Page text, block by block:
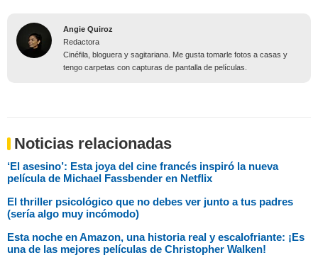
Angie Quiroz
Redactora
Cinéfila, bloguera y sagitariana. Me gusta tomarle fotos a casas y
tengo carpetas con capturas de pantalla de películas.
Noticias relacionadas
‘El asesino’: Esta joya del cine francés inspiró la nueva
película de Michael Fassbender en Netflix
El thriller psicológico que no debes ver junto a tus padres
(sería algo muy incómodo)
Esta noche en Amazon, una historia real y escalofriante: ¡Es
una de las mejores películas de Christopher Walken!